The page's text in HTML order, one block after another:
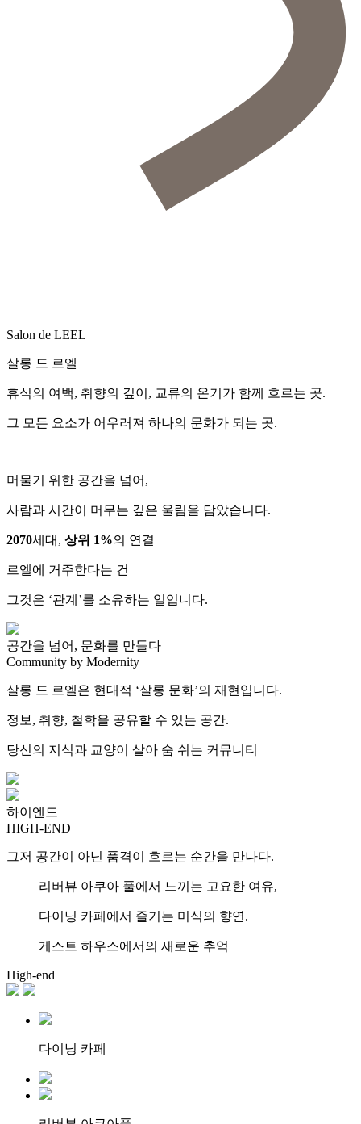
Salon de LEEL
살롱 드 르엘
휴식의 여백, 취향의 깊이, 교류의 온기가 함께 흐르는 곳.
그 모든 요소가 어우러져 하나의 문화가 되는 곳.
머물기 위한 공간을 넘어,
사람과 시간이 머무는 깊은 울림을 담았습니다.
2070세대, 상위 1%의 연결
르엘에 거주한다는 건
그것은 ‘관계’를 소유하는 일입니다.
공간을 넘어, 문화를 만들다
Community by Modernity
살롱 드 르엘은 현대적 ‘살롱 문화’의 재현입니다.
정보, 취향, 철학을 공유할 수 있는 공간.
당신의 지식과 교양이 살아 숨 쉬는 커뮤니티
하이엔드
HIGH-END
그저 공간이 아닌 품격이 흐르는 순간을 만나다.
리버뷰 아쿠아 풀에서 느끼는 고요한 여유,
다이닝 카페에서 즐기는 미식의 향연.
게스트 하우스에서의 새로운 추억
High-end
다이닝 카페